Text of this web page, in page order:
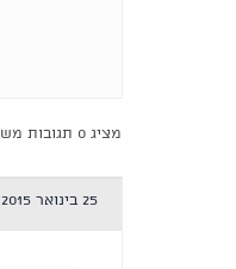
מציג 0 תגובות משורשרות
25 בינואר 2015 בשעה 11:20